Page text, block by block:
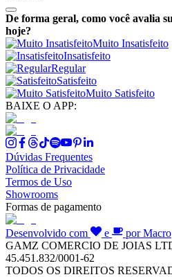
De forma geral, como você avalia
hoje?
Muito Insatisfeito
Insatisfeito
Regular
Satisfeito
Muito Satisfeito
BAIXE O APP:
Dúvidas Frequentes
Política de Privacidade
Termos de Uso
Showrooms
Formas de pagamento
Desenvolvido com e
por Macro
GAMZ COMERCIO DE JOIAS
45.451.832/0001-62
TODOS OS DIREITOS